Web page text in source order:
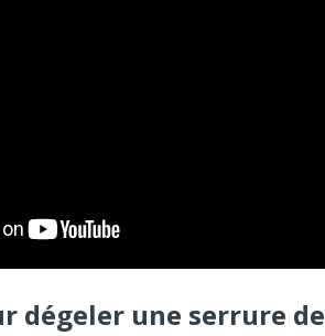
dégeler une serrure